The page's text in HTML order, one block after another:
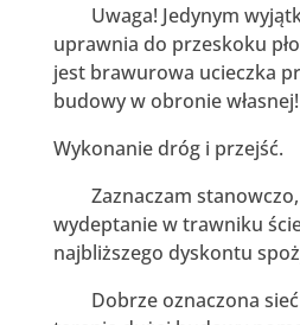
Uwaga! Jedynym
uprawnia do przeskoku
jest brawurowa ucieczka
budowy w obronie własnej!
Wykonanie dróg i przejść.
Zaznaczam stanowczo,
wydeptanie w trawniku
najbliższego dyskontu
Dobrze oznaczona sieć